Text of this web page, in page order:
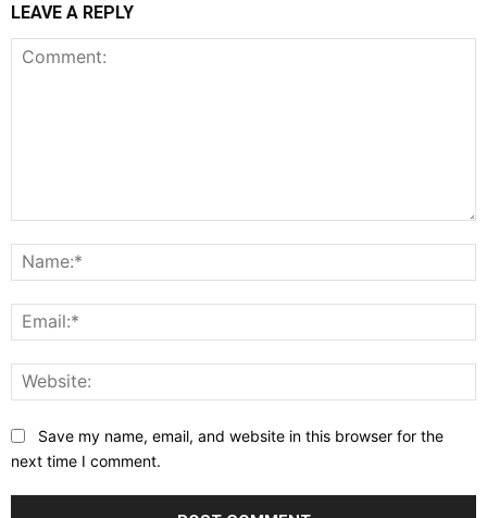
LEAVE A REPLY
Save my name, email, and website in this browser for the
next time I comment.